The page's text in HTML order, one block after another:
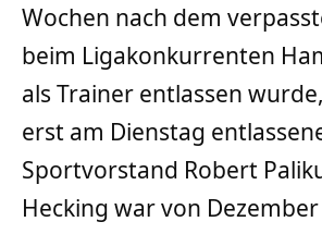
Wochen nach dem
beim Ligakonkurrenten
als Trainer entlassen
erst am Dienstag
Sportvorstand Robert
Hecking war von